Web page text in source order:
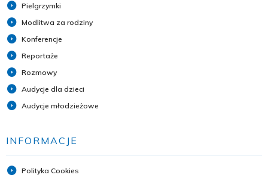
Pielgrzymki
Modlitwa za rodziny
Konferencje
Reportaże
Rozmowy
Audycje dla dzieci
Audycje młodzieżowe
INFORMACJE
Polityka Cookies